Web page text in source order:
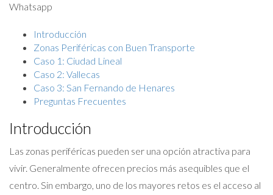
Whatsapp
Introducción
Zonas Periféricas con Buen Transporte
Caso 1: Ciudad Lineal
Caso 2: Vallecas
Caso 3: San Fernando de Henares
Preguntas Frecuentes
Introducción
Las zonas periféricas pueden ser una opción atractiva para
vivir. Generalmente ofrecen precios más asequibles que el
centro. Sin embargo, uno de los mayores retos es el acceso al